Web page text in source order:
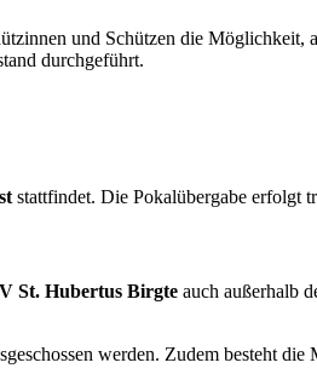
und Schützen die Möglichkeit,
durchgeführt.
stattfindet. Die Pokalübergabe erfolgt
St. Hubertus Birgte auch außerhalb
werden. Zudem besteht